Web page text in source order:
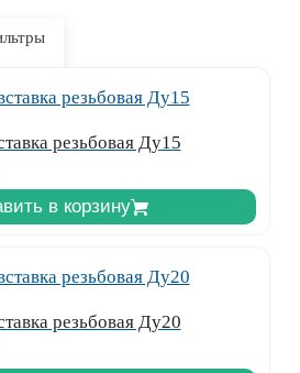
резьбовая Ду15
в корзину
резьбовая Ду20